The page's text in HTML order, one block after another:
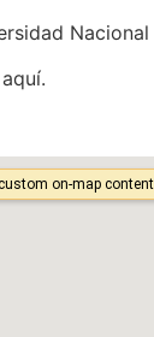
Nacional